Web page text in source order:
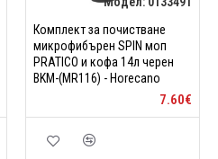
Комплект за почистване
микрофибърен SPIN моп
PRATICO и кофа 14л черен
BKM-(MR116) - Horecano
7.60€